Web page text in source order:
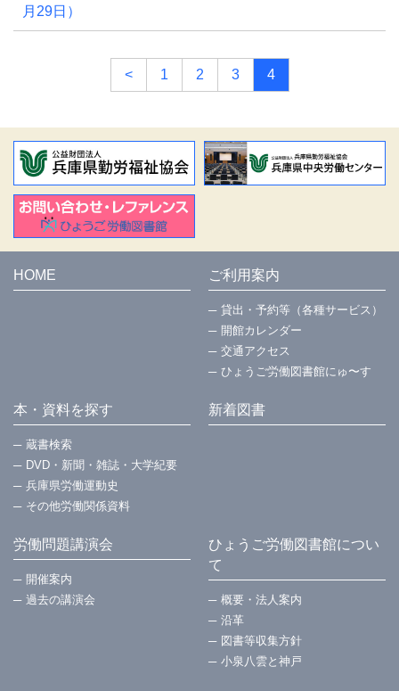
月29日）
< 1 2 3 4
HOME ご利用案内
貸出・予約等（各種サービス）
開館カレンダー
交通アクセス
ひょうご労働図書館にゅ〜す
本・資料を探す
蔵書検索
DVD・新聞・雑誌・大学紀要
兵庫県労働運動史
その他労働関係資料
新着図書
労働問題講演会
開催案内
過去の講演会
ひょうご労働図書館につい
て
概要・法⼈案内
沿革
図書等収集方針
小泉八雲と神戸